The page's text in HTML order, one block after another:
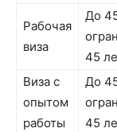
Рабочая
виза
До
45
Виза с
опытом
работы
До
45